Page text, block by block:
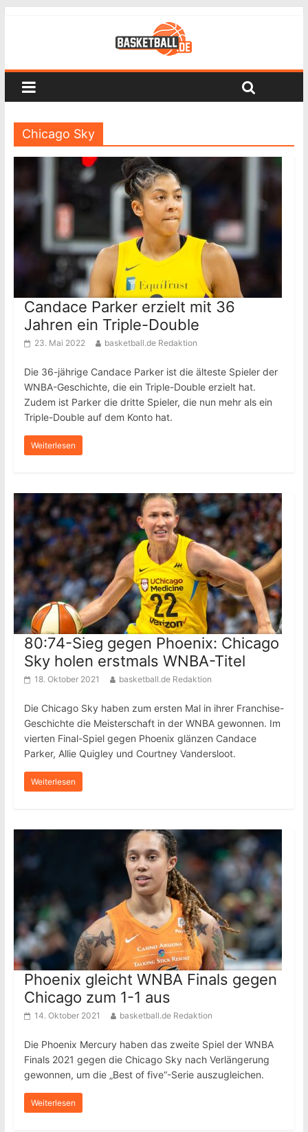
Chicago Sky
Candace Parker erzielt mit 36
Jahren ein Triple-Double
23. Mai 2022 basketball.de Redaktion
Die 36-jährige Candace Parker ist die älteste Spieler der
WNBA-Geschichte, die ein Triple-Double erzielt hat.
Zudem ist Parker die dritte Spieler, die nun mehr als ein
Triple-Double auf dem Konto hat.
Weiterlesen
80:74-Sieg gegen Phoenix: Chicago
Sky holen erstmals WNBA-Titel
18. Oktober 2021 basketball.de Redaktion
Die Chicago Sky haben zum ersten Mal in ihrer Franchise-
Geschichte die Meisterschaft in der WNBA gewonnen. Im
vierten Final-Spiel gegen Phoenix glänzen Candace
Parker, Allie Quigley und Courtney Vandersloot.
Weiterlesen
Phoenix gleicht WNBA Finals gegen
Chicago zum 1-1 aus
14. Oktober 2021 basketball.de Redaktion
Die Phoenix Mercury haben das zweite Spiel der WNBA
Finals 2021 gegen die Chicago Sky nach Verlängerung
gewonnen, um die „Best of five“-Serie auszugleichen.
Weiterlesen